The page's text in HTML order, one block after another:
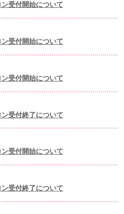
受付開始について
受付開始について
受付開始について
受付終了について
受付開始について
受付終了について